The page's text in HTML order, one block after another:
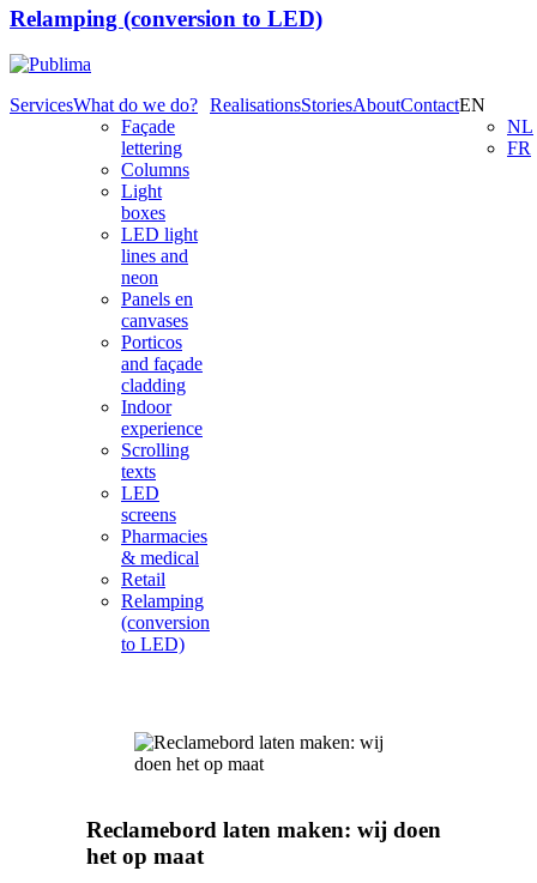
Relamping (conversion to LED)
ServicesWhat do we do?
Façade
lettering
Columns
Light
boxes
LED light
lines and
neon
Panels en
canvases
Porticos
and façade
cladding
Indoor
experience
Scrolling
texts
LED
screens
Pharmacies
& medical
Retail
Relamping
(conversion
to LED)
RealisationsStoriesAboutContactEN
NL
FR
Reclamebord laten maken: wij doen
het op maat